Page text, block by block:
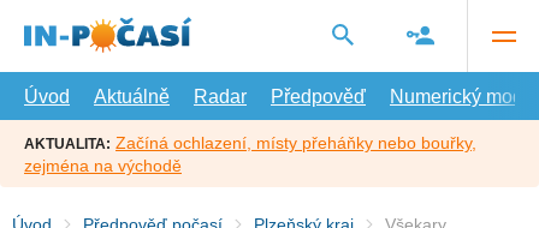
hlavní
Úvod
Aktuálně Radar Předpověď Numerický model
AKTUALITA: Začíná ochlazení, místy přeháňky nebo bouřky,
zejména na východě